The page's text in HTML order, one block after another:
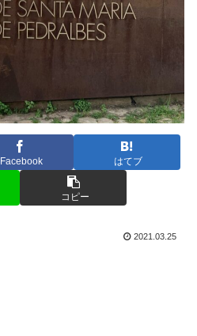
Facebook はてブ
コピー
2021.03.25